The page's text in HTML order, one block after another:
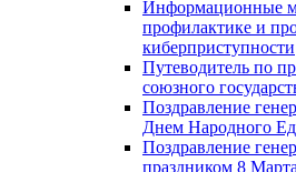
Информационные
профилактике и
киберприступности
Путеводитель по
союзного
Поздравление
Днем Народного
Поздравление
праздником 8